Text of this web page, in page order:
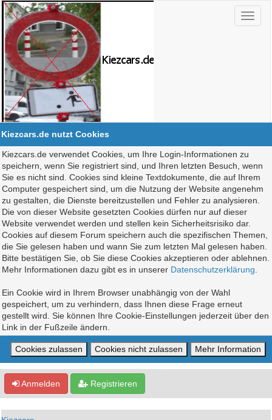
Kiezcars.de nutzt Cookies
Kiezcars.de verwendet Cookies, um Ihre Login-Informationen zu
speichern, wenn Sie registriert sind, und Ihren letzten Besuch, wenn
Sie es nicht sind. Cookies sind kleine Textdokumente, die auf Ihrem
Computer gespeichert sind, um die Nutzung der Website angenehm
zu gestalten, die Dienste bereitzustellen und Fehler zu analysieren.
Die von dieser Website gesetzten Cookies dürfen nur auf dieser
Website verwendet werden und stellen kein Sicherheitsrisiko dar.
Cookies auf diesem Forum speichern auch die spezifischen Themen,
die Sie gelesen haben und wann Sie zum letzten Mal gelesen haben.
Bitte bestätigen Sie, ob Sie diese Cookies akzeptieren oder ablehnen.
Mehr Informationen dazu gibt es in unserer Datenschutzerklärung
Ein Cookie wird in Ihrem Browser unabhängig von der Wahl
gespeichert, um zu verhindern, dass Ihnen diese Frage erneut
gestellt wird. Sie können Ihre Cookie-Einstellungen jederzeit über den
Link in der Fußzeile ändern.
Anmelden Registrieren